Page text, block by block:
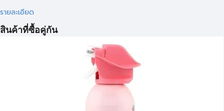
รายละเอียด
สินค้าที่ซื้อคู่กัน